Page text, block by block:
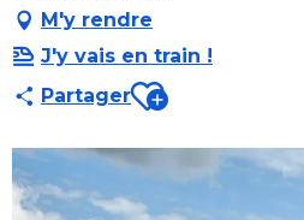
M'y rendre
J'y vais en train !
PartagerAjouter aux favoris